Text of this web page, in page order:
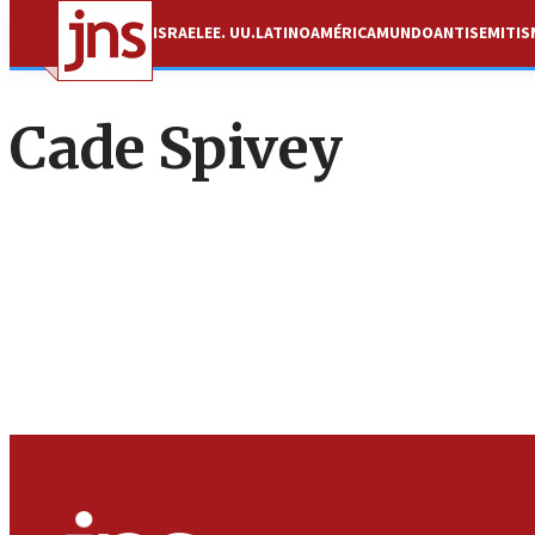
ISRAELEE. UU.LATINOAMÉRICAMUNDO
Cade Spivey